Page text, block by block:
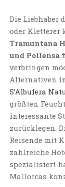
Die Liebhaber
oder Kletterer
Tramuntana
und Pollensa
verbringen
Alternativen
S’Albufera
größten
interessante
zurücklegen.
Reisende mit
zahlreiche
spezialisiert
Mallorcas